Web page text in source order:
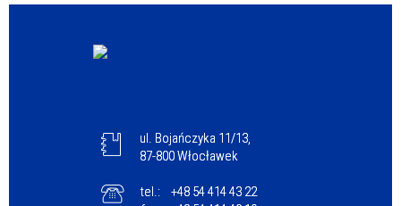
ul. Bojańczyka 11/13,
87-800 Włocławek
tel.:
+48 54 414 43 22